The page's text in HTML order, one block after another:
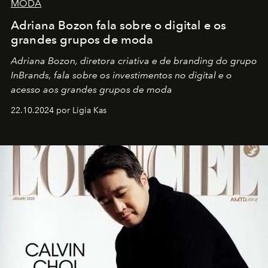
MODA
Adriana Bozon fala sobre o digital e os
grandes grupos de moda
Adriana Bozon, diretora criativa e de branding do grupo
InBrands, fala sobre os investimentos no digital e o
acesso aos grandes grupos de moda
22.10.2024 por Ligia Kas